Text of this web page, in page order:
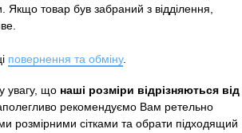
Якщо товар був забраний з відділення,
повернення та обміну.
увагу, що наші розміри відрізняються від
рекомендуємо Вам ретельно
розмірними сітками та обрати підходящий